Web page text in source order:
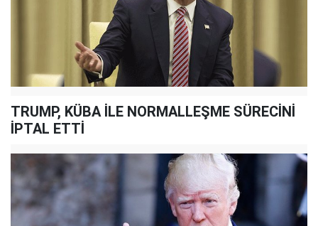
TRUMP, KÜBA İLE NORMALLEŞME SÜRECİNİ
İPTAL ETTİ